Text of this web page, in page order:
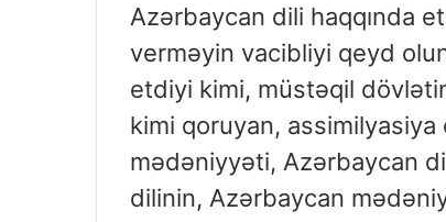
Azərbaycan dili haqqında
verməyin vacibliyi qeyd
etdiyi kimi, müstəqil
kimi qoruyan,
mədəniyyəti, Azərbaycan
dilinin, Azərbaycan